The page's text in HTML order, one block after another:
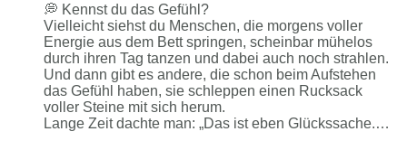
💭 Kennst du das Gefühl?
Vielleicht siehst du Menschen, die morgens voller
Energie aus dem Bett springen, scheinbar mühelos
durch ihren Tag tanzen und dabei auch noch strahlen.
Und dann gibt es andere, die schon beim Aufstehen
das Gefühl haben, sie schleppen einen Rucksack
voller Steine mit sich herum.
Lange Zeit dachte man: „Das ist eben Glückssache.…